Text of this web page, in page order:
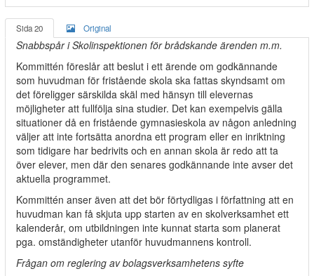
Sida 20 Original
Snabbspår i Skolinspektionen för brådskande ärenden m.m.
Kommittén föreslår att beslut i ett ärende om godkännande
som huvudman för fristående skola ska fattas skyndsamt om
det föreligger särskilda skäl med hänsyn till elevernas
möjligheter att fullfölja sina studier. Det kan exempelvis gälla
situationer då en fristående gymnasieskola av någon anledning
väljer att inte fortsätta anordna ett program eller en inriktning
som tidigare har bedrivits och en annan skola är redo att ta
över elever, men där den senares godkännande inte avser det
aktuella programmet.
Kommittén anser även att det bör förtydligas i författning att en
huvudman kan få skjuta upp starten av en skolverksamhet ett
kalenderår, om utbildningen inte kunnat starta som planerat
pga. omständigheter utanför huvudmannens kontroll.
Frågan om reglering av bolagsverksamhetens syfte